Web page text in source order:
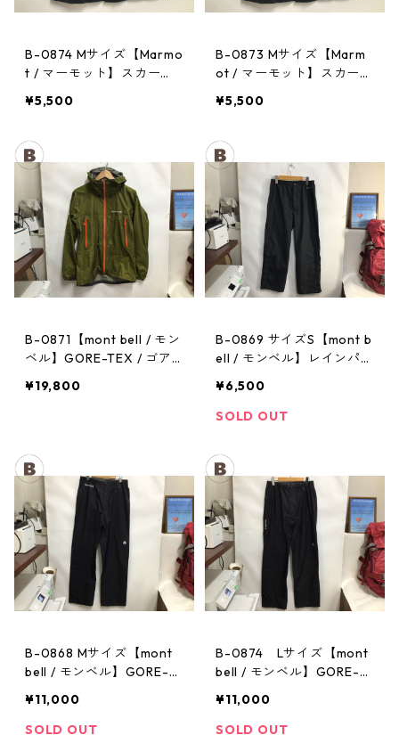
B-0874 Mサイズ【Marmo
t / マーモット】スカー
GRY レディース
¥5,500
B-0873 Mサイズ【Marm
ot / マーモット】スカー
GRY レディース
¥5,500
B-0871【mont bell / モン
ベル】GORE-TEX / ゴア
ト：ストームクルーザー
¥19,800
B-0869 サイズS【mont b
ell / モンベル】レインパン
ズ
¥6,500
SOLD OUT
B-0868 Mサイズ【mont
bell / モンベル】GORE-T
パンツ：メンズBK
¥11,000
SOLD OUT
B-0874 Lサイズ【mont
bell / モンベル】GORE-T
パンツ：メンズBK
¥11,000
SOLD OUT